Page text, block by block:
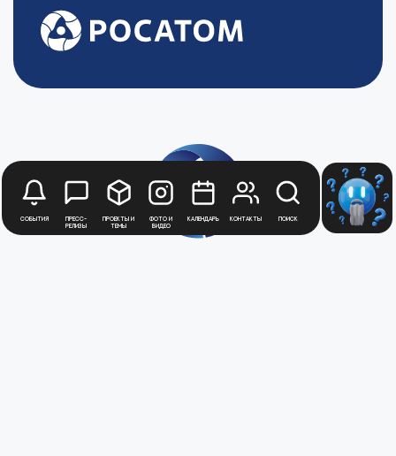
События
Пресс-
релизы
Проекты и
темы
Фото и
видео
Календарь Контакты Поиск